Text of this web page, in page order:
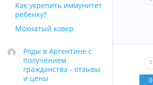
Как укрепить иммунитет
ребенку?
Мохнатый ковер
Роды в Аргентине с
получением
гражданства - отзывы
и цены
0